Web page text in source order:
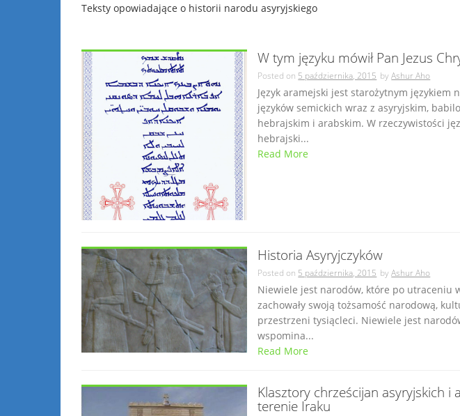
Teksty opowiadające o historii narodu asyryjskiego
W tym języku mówił Pan Jezus
Posted on 5 października, 2015 byAshur Aho
Język aramejski jest starożytnym językiem
języków semickich wraz z asyryjskim,
hebrajskim i arabskim. W rzeczywistości
hebrajski...
Read More
Historia Asyryjczyków
Posted on 5 października, 2015 byAshur Aho
Niewiele jest narodów, które po utraceniu
zachowały swoją tożsamość narodową,
przestrzeni tysiącleci. Niewiele jest
wspomina...
Read More
Klasztory chrześcijan asyryjskich i
terenie Iraku